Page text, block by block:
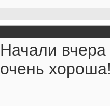
Начали
очень